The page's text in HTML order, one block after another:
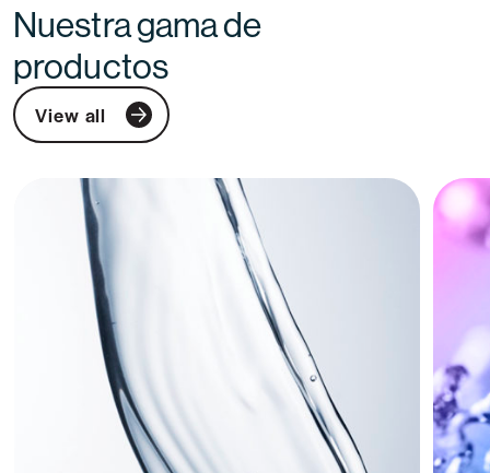
Nuestra gama de
productos
View all